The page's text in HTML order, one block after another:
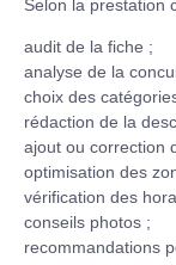
Selon la prestation
audit de la fiche ;
analyse de la
choix des
rédaction de la
ajout ou correction
optimisation des
vérification des
conseils photos ;
recommandations